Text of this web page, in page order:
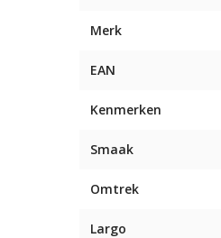
Merk
EAN
Kenmerken
Smaak
Omtrek
Largo